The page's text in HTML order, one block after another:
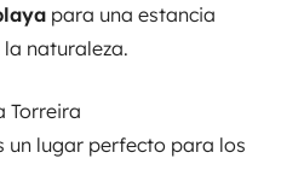
para una estancia
naturaleza.
Torreira
un lugar perfecto para los